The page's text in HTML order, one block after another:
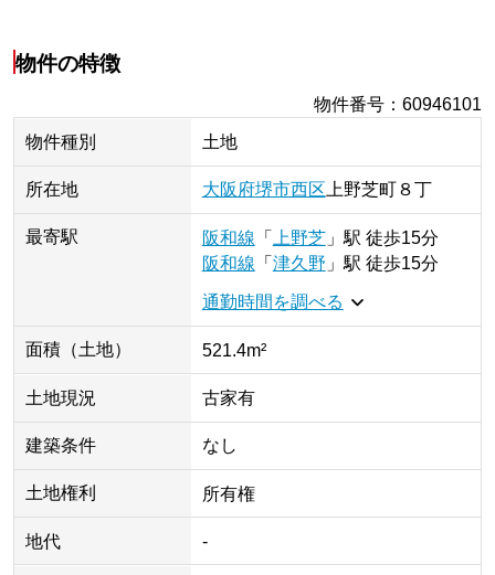
物件の特徴
物件番号 ：60946101
物件種別
土地
所在地 大阪府堺市西区 上野芝町８丁
最寄駅 阪和線 「 上野芝」 駅 徒歩15分
阪和線 「 津久野 」 駅 徒歩15分
通勤時間を調べる
面積（土地） 521.4m²
土地現況 古家有
建築条件 なし
土地権利 所有権
地代 -